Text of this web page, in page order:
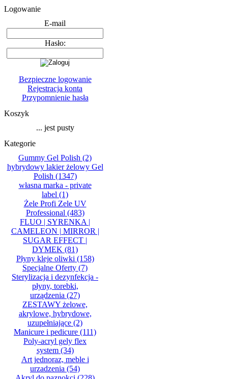
Logowanie
E-mail
Hasło:
Bezpieczne logowanie
Rejestracja konta
Przypomnienie hasła
Koszyk
... jest pusty
Kategorie
Gummy Gel Polish (2)
hybrydowy lakier żelowy Gel
Polish (1347)
własna marka - private
label (1)
Żele Profi Zele UV
Professional (483)
FLUO | SYRENKA |
CAMELEON | MIRROR |
SUGAR EFFECT |
DYMEK (81)
Płyny kleje oliwki (158)
Specjalne Oferty (7)
Sterylizacja i dezynfekcja -
płyny, torebki,
urządzenia (27)
ZESTAWY żelowe,
akrylowe, hybrydowe,
uzupełniające (2)
Manicure i pedicure (111)
Poly-acryl gely flex
system(34)
Art jednoraz, meble i
urzadzenia (54)